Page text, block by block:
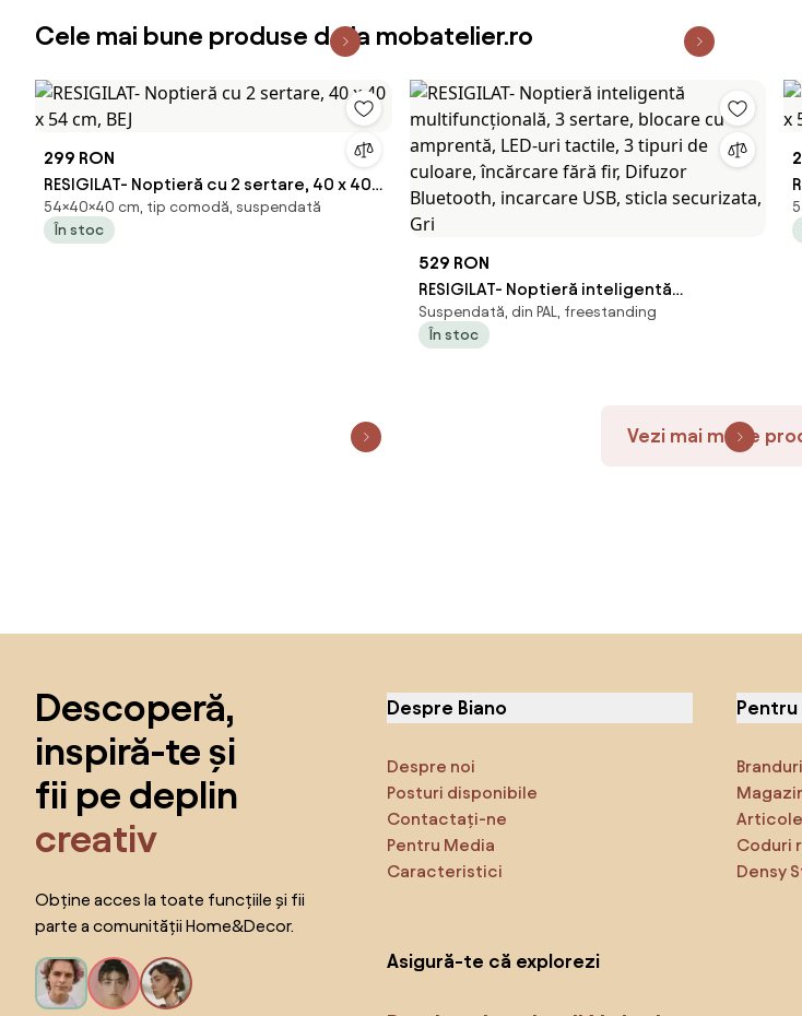
Cele mai bune produse de la mobatelier.ro
299 RON
RESIGILAT- Noptieră cu 2 sertare, 40 x 40
x 54 cm, BEJ
54×40×40 cm, tip comodă, suspendată
În stoc
529 RON
RESIGILAT- Noptieră inteligentă
multifuncțională, 3 sertare, blocare cu
amprentă, LED-uri tactile, 3 tipuri de
Suspendată, din PAL, freestanding
În stoc
Vezi mai multe
Descoperă,
inspiră-te și
fii pe deplin
creativ
Obține acces la toate funcțiile și fii
parte a comunității Home&Decor.
Despre Biano
Despre noi
Posturi disponibile
Contactați-ne
Pentru Media
Caracteristici
Branduri
Articole
Coduri
Densy
Asigură-te că explorezi